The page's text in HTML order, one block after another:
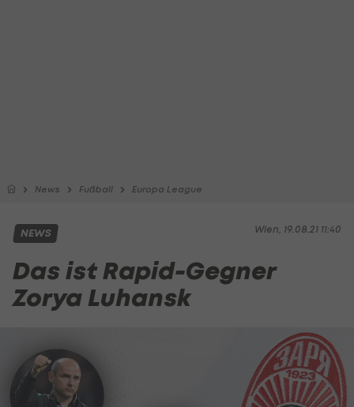
News Fußball Europa League
Wien, 19.08.21 11:40
NEWS
Das ist Rapid-Gegner
Zorya Luhansk